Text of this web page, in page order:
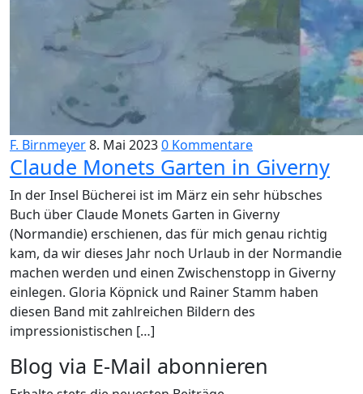
F. Birnmeyer8. Mai 20230 Kommentare
Claude Monets Garten in Giverny
In der Insel Bücherei ist im März ein sehr hübsches
Buch über Claude Monets Garten in Giverny
(Normandie) erschienen, das für mich genau richtig
kam, da wir dieses Jahr noch Urlaub in der Normandie
machen werden und einen Zwischenstopp in Giverny
einlegen. Gloria Köpnick und Rainer Stamm haben
diesen Band mit zahlreichen Bildern des
impressionistischen […]
Blog via E-Mail abonnieren